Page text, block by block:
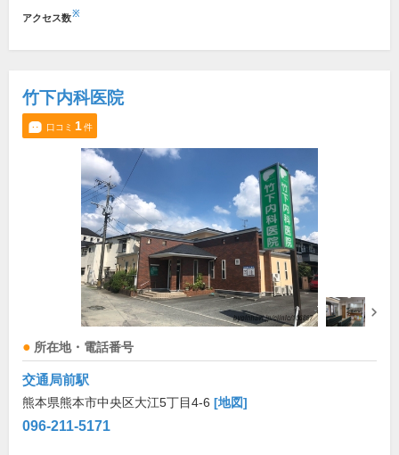
アクセス数※
竹下内科医院
口コミ 1件
所在地・電話番号
交通局前駅
熊本県熊本市中央区大江5丁目4-6 [地図]
096-211-5171